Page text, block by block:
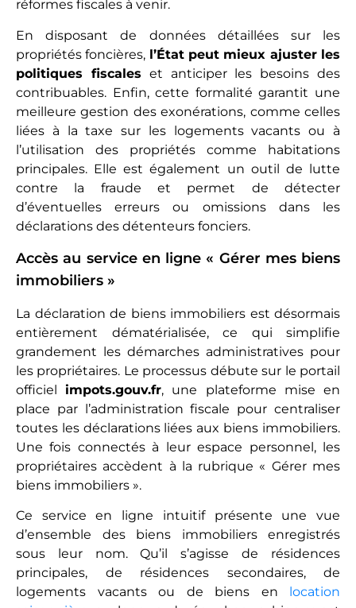
réformes fiscales à venir.
En disposant de données détaillées sur les
propriétés foncières, l’État peut mieux ajuster les
politiques fiscales et anticiper les besoins des
contribuables. Enfin, cette formalité garantit une
meilleure gestion des exonérations, comme celles
liées à la taxe sur les logements vacants ou à
l’utilisation des propriétés comme habitations
principales. Elle est également un outil de lutte
contre la fraude et permet de détecter
d’éventuelles erreurs ou omissions dans les
déclarations des détenteurs fonciers.
Accès au service en ligne « Gérer mes biens
immobiliers »
La déclaration de biens immobiliers est désormais
entièrement dématérialisée, ce qui simplifie
grandement les démarches administratives pour
les propriétaires. Le processus débute sur le portail
officielimpots.gouv.fr, une plateforme mise en
place par l’administration fiscale pour centraliser
toutes les déclarations liées aux biens immobiliers.
Une fois connectés à leur espace personnel, les
propriétaires accèdent à la rubrique « Gérer mes
biens immobiliers ».
Ce service en ligne intuitif présente une vue
d’ensemble des biens immobiliers enregistrés
sous leur nom. Qu’il s’agisse de résidences
principales, de résidences secondaires, de
logements vacants ou de biens en location